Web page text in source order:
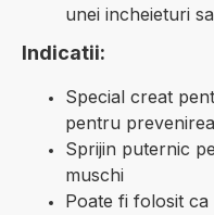
unei incheieturi
Indicatii:
Special creat
pentru
Sprijin puternic
muschi
Poate fi folosit ca